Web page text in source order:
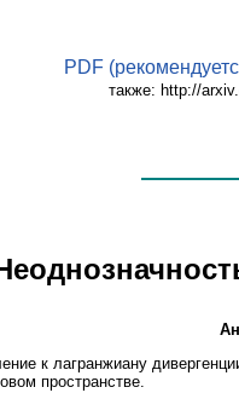
PDF
также: http://
к лагранжиану
пространстве.